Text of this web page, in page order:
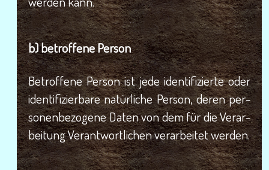
b) betrof­fe­ne Person
Betrof­fe­ne Per­son ist jede iden­ti­fi­zier­te oder
iden­ti­fi­zier­ba­re natür­li­che Per­son, deren per­
so­nen­be­zo­ge­ne Daten von dem für die Ver­ar­
bei­tung Ver­ant­wort­li­chen ver­ar­bei­tet werden.